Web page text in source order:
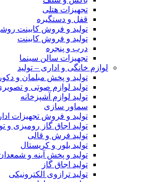
تجهیزات هتلی
قفل و دستگیره
تولید و فروش کابینت
تولید و فروش کابینت
درب و پنجره
تجهیزات سالن سینما
لوازم خانگی و اداری – تولید
تولید و پخش مبلمان و
تولید لوازم صوتی و
تولید لوازم آشپزخانه
سماور سازی
تولید و فروش تجهیزات
تولید اجاق گاز رومیزی و
تولید فرش و قالی
تولید بلور و کریستال
تولید و پخش آینه و
تولید اجاق گاز
تولید ترازوی الکترونیکی